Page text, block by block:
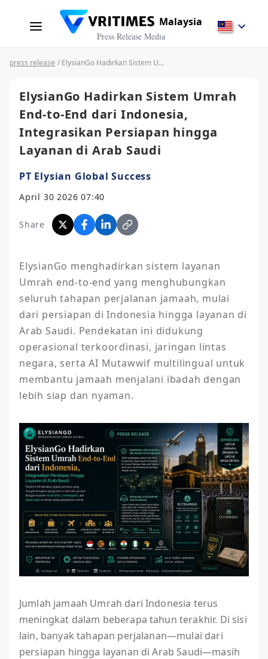
Malaysia
Press Release Media
press release / ElysianGo Hadirkan Sistem Umrah End-to-End dari Indonesia, Integrasikan Persiapan hingga Layanan di Arab Saudi
ElysianGo Hadirkan Sistem Umrah
End-to-End dari Indonesia,
Integrasikan Persiapan hingga
Layanan di Arab Saudi
PT Elysian Global Success
April 30 2026 07:40
Share
ElysianGo menghadirkan sistem layanan
Umrah end-to-end yang menghubungkan
seluruh tahapan perjalanan jamaah, mulai
dari persiapan di Indonesia hingga layanan di
Arab Saudi. Pendekatan ini didukung
operasional terkoordinasi, jaringan lintas
negara, serta AI Mutawwif multilingual untuk
membantu jamaah menjalani ibadah dengan
lebih siap dan nyaman.
Jumlah jamaah Umrah dari Indonesia terus
meningkat dalam beberapa tahun terakhir. Di sisi
lain, banyak tahapan perjalanan—mulai dari
persiapan hingga layanan di Arab Saudi—masih